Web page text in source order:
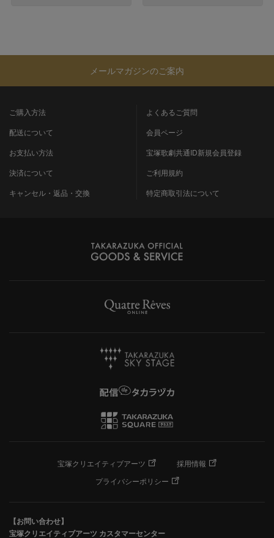
メールマガジンのご案内
ご購入方法
配送について
お支払い方法
決済について
キャンセル・返品・交換
よくあるご質問
会員ページ
宝塚歌劇共通ID新規会員登録
ご利用規約
特定商取引法について
宝塚クリエイティブアーツ
採用情報
プライバシーポリシー
【お問い合わせ】
宝塚クリエイティブアーツ カスタマーセンター